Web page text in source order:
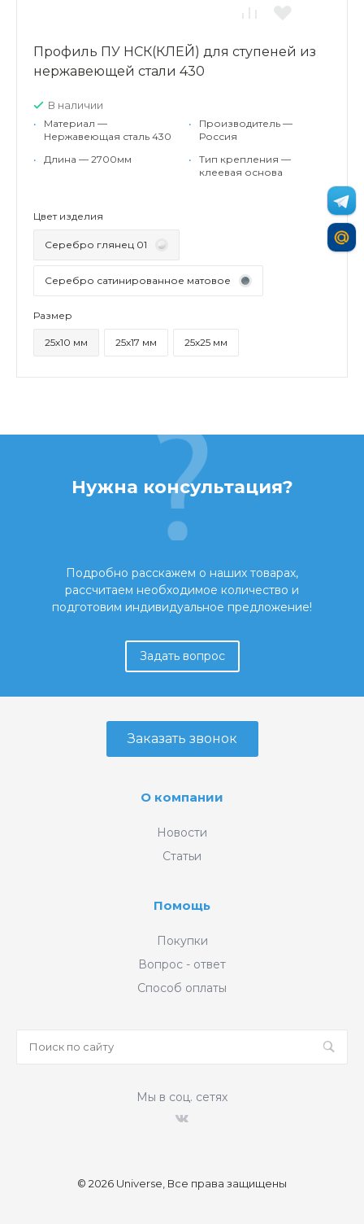
Профиль ПУ НСК(КЛЕЙ) для ступеней из
нержавеющей стали 430
В наличии
•
Материал —
Нержавеющая сталь 430
•
Длина — 2700мм
•
Производитель —
Россия
•
Тип крепления —
клеевая основа
Цвет изделия
Серебро глянец 01
Серебро сатинированное матовое
Размер
25х10 мм 25х17 мм 25х25 мм
Нужна консультация?
Подробно расскажем о наших товарах,
рассчитаем необходимое количество и
подготовим индивидуальное предложение!
Задать вопрос
Заказать звонок
О компании
Новости
Статьи
Помощь
Покупки
Вопрос - ответ
Способ оплаты
Мы в соц. сетях
© 2026 Universe, Все права защищены